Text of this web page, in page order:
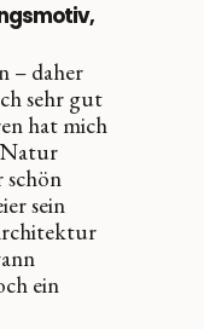
– daher
sehr gut
hat mich
Natur
schön
sein
ein